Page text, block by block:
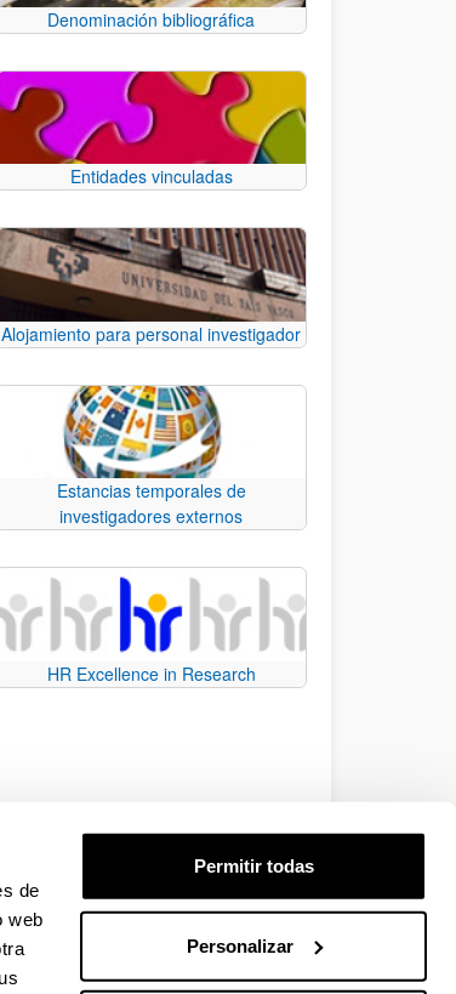
de
web
Permitir todas
Personalizar
Denominación bibliográfica
Entidades vinculadas
Alojamiento para personal investigador
Estancias temporales de
investigadores externos
HR Excellence in Research